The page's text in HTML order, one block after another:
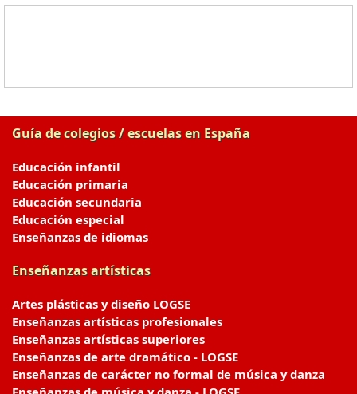
Guía de colegios / escuelas en España
Educación infantil
Educación primaria
Educación secundaria
Educación especial
Enseñanzas de idiomas
Enseñanzas artísticas
Artes plásticas y diseño LOGSE
Enseñanzas artísticas profesionales
Enseñanzas artísticas superiores
Enseñanzas de arte dramático - LOGSE
Enseñanzas de carácter no formal de música y danza